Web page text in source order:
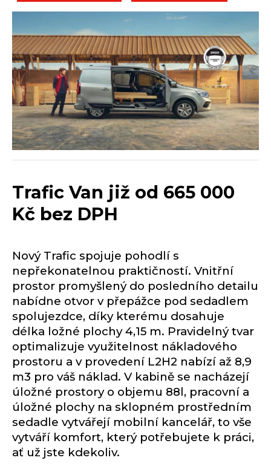
Trafic Van již od 665 000
Kč bez DPH
Nový Trafic spojuje pohodlí s
nepřekonatelnou praktičností. Vnitřní
prostor promyšlený do posledního detailu
nabídne otvor v přepážce pod sedadlem
spolujezdce, díky kterému dosahuje
délka ložné plochy 4,15 m. Pravidelný tvar
optimalizuje využitelnost nákladového
prostoru a v provedení L2H2 nabízí až 8,9
m3 pro váš náklad. V kabině se nacházejí
úložné prostory o objemu 88l, pracovní a
úložné plochy na sklopném prostředním
sedadle vytvářejí mobilní kancelář, to vše
vytváří komfort, který potřebujete k práci,
ať už jste kdekoliv.